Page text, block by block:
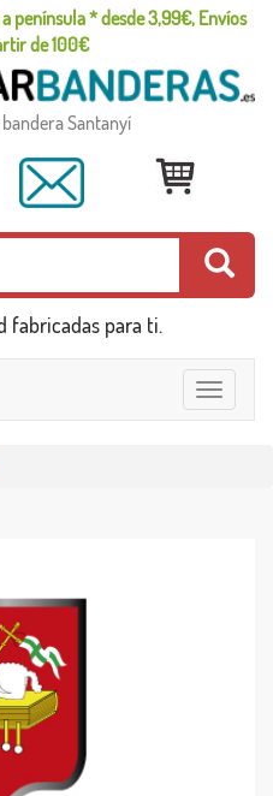
península * desde 3,99€, Envíos
de 100€
Santanyí
fabricadas para ti.
Toggle
navigation